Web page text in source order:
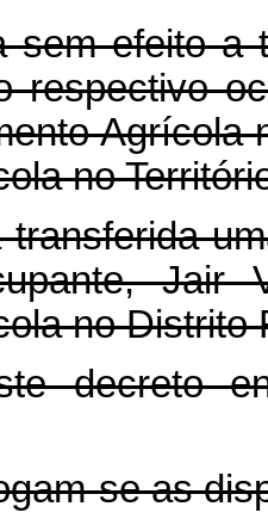
sem efeito a
respectivo
Agrícola
no
transferida
Jair
no Distrito
decreto
se as